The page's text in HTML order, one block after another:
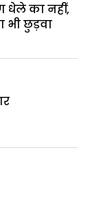
धेले का नहीं,
भी छुड़वा